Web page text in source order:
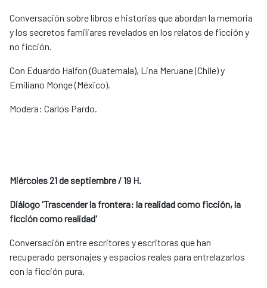
Conversación sobre libros e historias que abordan la memoria
y los secretos familiares revelados en los relatos de ficción y
no ficción.
Con Eduardo Halfon (Guatemala), Lina Meruane (Chile) y
Emiliano Monge (México).
Modera: Carlos Pardo.
Miércoles 21 de septiembre / 19 H.
Diálogo 'Trascender la frontera: la realidad como ficción, la
ficción como realidad'
Conversación entre escritores y escritoras que han
recuperado personajes y espacios reales para entrelazarlos
con la ficción pura.